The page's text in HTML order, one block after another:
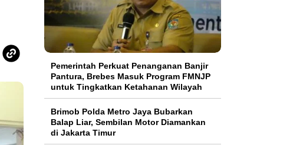
Pemerintah Perkuat Penanganan Banjir
Pantura, Brebes Masuk Program FMNJP
untuk Tingkatkan Ketahanan Wilayah
Brimob Polda Metro Jaya Bubarkan
Balap Liar, Sembilan Motor Diamankan
di Jakarta Timur